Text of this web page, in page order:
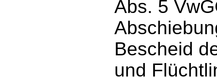
Abs. 5
Bescheid
und